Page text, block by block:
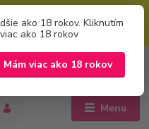
prvom kroku košíku zaškrtnutím
kupón"
ako 18 rokov. Kliknutím
ako 18 rokov
Mám viac ako 18 rokov
Menu
za